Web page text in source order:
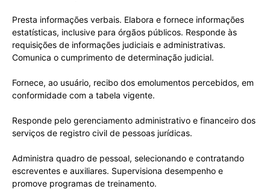
Presta informações verbais. Elabora e fornece informações
estatísticas, inclusive para órgãos públicos. Responde às
requisições de informações judiciais e administrativas.
Comunica o cumprimento de determinação judicial.
Fornece, ao usuário, recibo dos emolumentos percebidos, em
conformidade com a tabela vigente.
Responde pelo gerenciamento administrativo e financeiro dos
serviços de registro civil de pessoas jurídicas.
Administra quadro de pessoal, selecionando e contratando
escreventes e auxiliares. Supervisiona desempenho e
promove programas de treinamento.